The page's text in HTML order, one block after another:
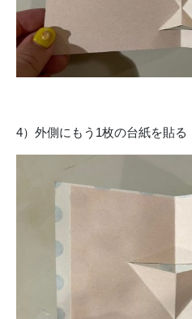
4）外側にもう1枚の台紙を貼る